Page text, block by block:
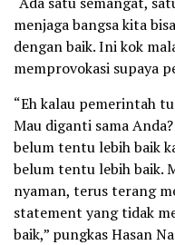
menjaga bangsa kita
dengan baik. Ini kok
memprovokasi supaya
“Eh kalau pemerintah
Mau diganti sama
belum tentu lebih baik
belum tentu lebih baik.
nyaman, terus terang
statement yang tidak
baik,” pungkas Hasan